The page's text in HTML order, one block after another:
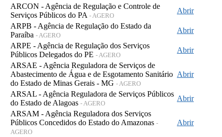
ARCON - Agência de Regulação e Controle de
Serviços Públicos do PA - AGERO
Abrir
ARPB - Agência de Regulação do Estado da
Paraíba - AGERO
Abrir
ARPE - Agência de Regulação dos Serviços
Públicos Delegados do PE - AGERO
Abrir
ARSAE - Agência Reguladora de Serviços de
Abastecimento de Água e de Esgotamento Sanitário
do Estado de Minas Gerais - MG - AGERO
Abrir
ARSAL - Agência Reguladora de Serviços Públicos
do Estado de Alagoas - AGERO
Abrir
ARSAM - Agência Reguladora dos Serviços
Públicos Concedidos do Estado do Amazonas -
AGERO
Abrir